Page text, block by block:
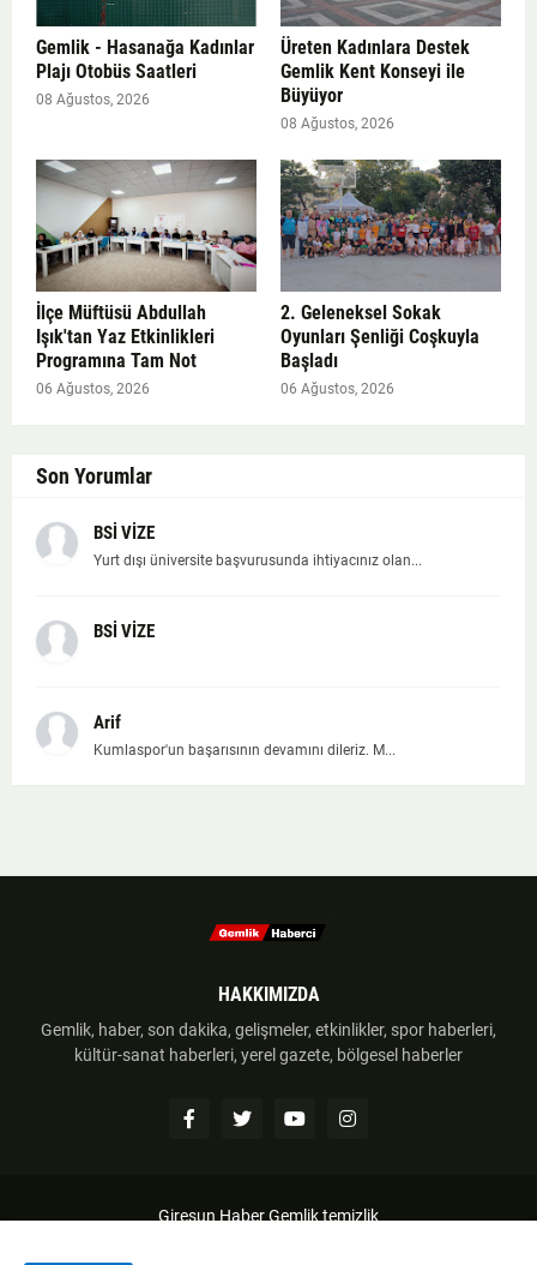
Gemlik - Hasanağa Kadınlar
Plajı Otobüs Saatleri
08 Ağustos, 2026
Üreten Kadınlara Destek
Gemlik Kent Konseyi ile
Büyüyor
08 Ağustos, 2026
İlçe Müftüsü Abdullah
Işık'tan Yaz Etkinlikleri
Programına Tam Not
06 Ağustos, 2026
2. Geleneksel Sokak
Oyunları Şenliği Coşkuyla
Başladı
06 Ağustos, 2026
Son Yorumlar
BSİ VİZE
Yurt dışı üniversite başvurusunda ihtiyacınız olan...
BSİ VİZE
Arif
Kumlaspor'un başarısının devamını dileriz. M...
HAKKIMIZDA
Gemlik, haber, son dakika, gelişmeler, etkinlikler, spor haberleri,
kültür-sanat haberleri, yerel gazete, bölgesel haberler
Giresun HaberGemlik temizlik